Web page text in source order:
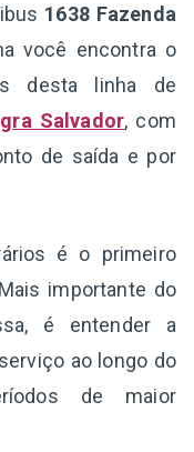
1638 Fazenda
você encontra o
desta linha de
Salvador, com
de saída e por
é o primeiro
importante do
é entender a
ao longo do
de maior